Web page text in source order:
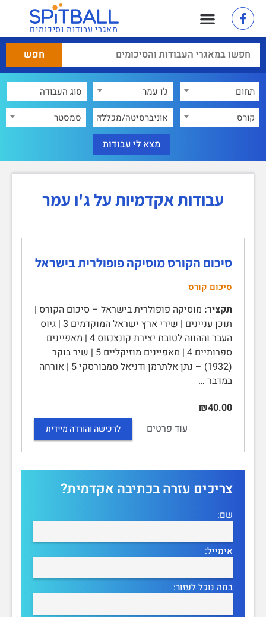
מאגרי עבודות וסיכומים
תחום
ג'ו עמר
קורס
אוניברסיטה/מכללה סמסטר
עבודות אקדמיות על ג'ו עמר
סיכום הקורס מוסיקה פופולרית בישראל
סיכום קורס
תקציר: מוסיקה פופולרית בישראל – סיכום הקורס |
תוכן עניינים | שירי ארץ ישראל המוקדמים 3 | גיוס
העבר וההווה לטובת יצירת קונצנזוס 4 | מאפיינים
ספרותיים 4 | מאפיינים מוזיקליים 5 | שיר בוקר
(1932) – נתן אלתרמן ודניאל סמבורסקי 5 | אורחה
במדבר …
₪40.00
עוד פרטים
לרכישה והורדה מיידית
צריכים עזרה בכתיבה אקדמית?
שם:
אימייל:
במה נוכל לעזור: